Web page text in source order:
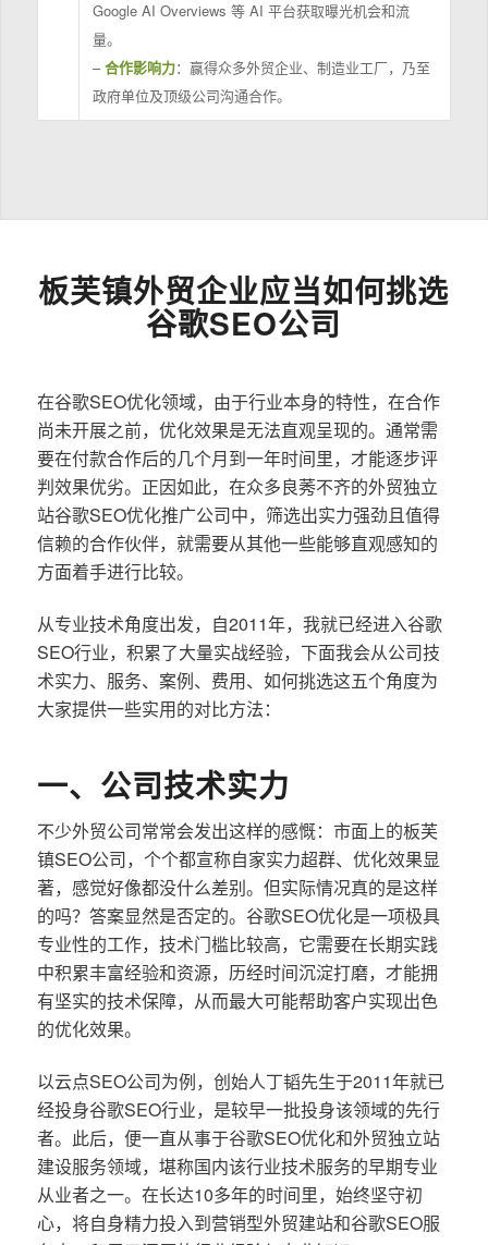
Google AI Overviews 等 AI 平台获取曝光机会和流
量。
–合作影响力：赢得众多外贸企业、制造业工厂，乃至
政府单位及顶级公司沟通合作。
板芙镇外贸企业应当如何挑选
谷歌SEO公司
在谷歌SEO优化领域，由于行业本身的特性，在合作
尚未开展之前，优化效果是无法直观呈现的。通常需
要在付款合作后的几个月到一年时间里，才能逐步评
判效果优劣。正因如此，在众多良莠不齐的外贸独立
站谷歌SEO优化推广公司中，筛选出实力强劲且值得
信赖的合作伙伴，就需要从其他一些能够直观感知的
方面着手进行比较。
从专业技术角度出发，自2011年，我就已经进入谷歌
SEO行业，积累了大量实战经验，下面我会从公司技
术实力、服务、案例、费用、如何挑选这五个角度为
大家提供一些实用的对比方法：
一、公司技术实力
不少外贸公司常常会发出这样的感慨：市面上的板芙
镇SEO公司，个个都宣称自家实力超群、优化效果显
著，感觉好像都没什么差别。但实际情况真的是这样
的吗？答案显然是否定的。谷歌SEO优化是一项极具
专业性的工作，技术门槛比较高，它需要在长期实践
中积累丰富经验和资源，历经时间沉淀打磨，才能拥
有坚实的技术保障，从而最大可能帮助客户实现出色
的优化效果。
以云点SEO公司为例，创始人丁韬先生于2011年就已
经投身谷歌SEO行业，是较早一批投身该领域的先行
者。此后，便一直从事于谷歌SEO优化和外贸独立站
建设服务领域，堪称国内该行业技术服务的早期专业
从业者之一。在长达10多年的时间里，始终坚守初
心，将自身精力投入到营销型外贸建站和谷歌SEO服